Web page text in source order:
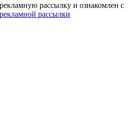
рассылку и ознакомлен с
рассылки